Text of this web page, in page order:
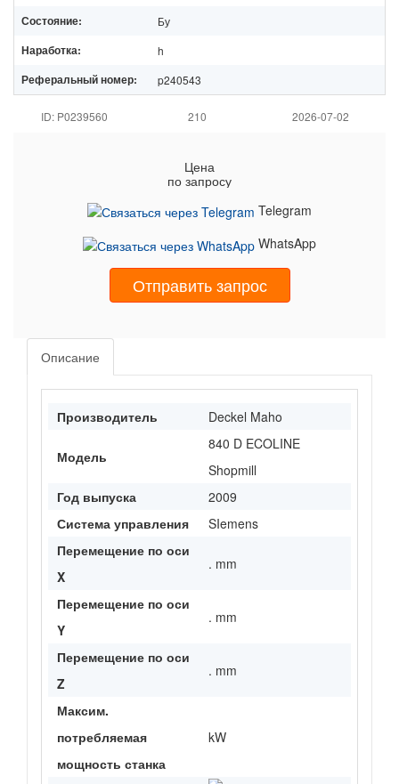
Состояние: Бу
Наработка: h
Реферальный номер: p240543
ID: P0239560 210 2026-07-02
Цена
по запросу
Telegram
WhatsApp
Отправить запрос
Описание
Производитель Deckel Maho
Модель
840 D ECOLINE
Shopmill
Год выпуска
2009
Система управления
SIemens
Перемещение по оси
X
. mm
Перемещение по оси
Y
. mm
Перемещение по оси
Z
. mm
Максим.
потребляемая
мощность станка
kW